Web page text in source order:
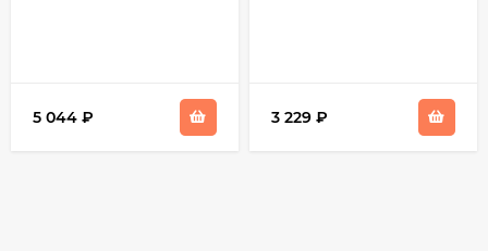
5 044 ₽ 3 229 ₽